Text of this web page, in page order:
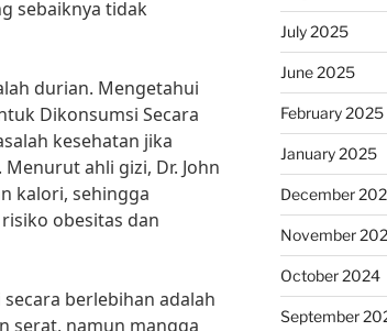
sebaiknya tidak
durian. Mengetahui
Dikonsumsi Secara
kesehatan jika
ahli gizi, Dr. John
kalori, sehingga
obesitas dan
berlebihan adalah
serat, namun mangga
July 2025
June 2025
February 2025
January 2025
December
November
October 2024
September